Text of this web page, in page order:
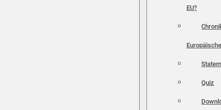
EU?
Quiz